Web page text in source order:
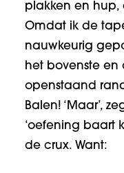
plakken en hup,
Omdat ik de
nauwkeurig
het bovenste en
openstaand
Balen! ‘Maar’,
‘oefening baart
de crux. Want: